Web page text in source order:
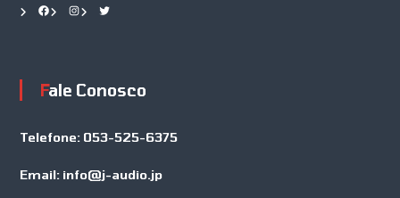
Facebook Instagram Twitter
Fale Conosco
Telefone:053-525-6375
Email:info@j-audio.jp